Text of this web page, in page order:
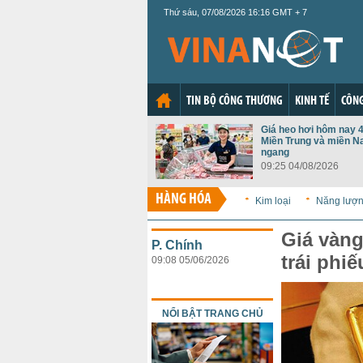
Thứ sáu, 07/08/2026 16:16 GMT + 7
TIN BỘ CÔNG THƯƠNG KINH TẾ
Giá heo hơi hôm nay
Miền Trung và miền
ngang
09:25 04/08/2026
HÀNG HÓA Kim loại Năng
Giá
trái
P. Chính
09:08 05/06/2026
NỔI BẬT TRANG CHỦ